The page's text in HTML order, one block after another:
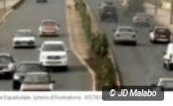
© JD Malabo